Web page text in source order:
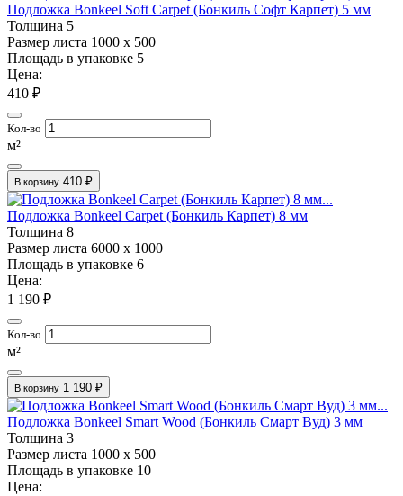
Подложка Bonkeel Soft Carpet (Бонкиль Софт Карпет) 5 мм
Толщина 5
Размер листа 1000 х 500
Площадь в упаковке 5
Цена:
410 ₽
Кол-во
м²
В корзину 410 ₽
Подложка Bonkeel Carpet (Бонкиль Карпет) 8 мм
Толщина 8
Размер листа 6000 х 1000
Площадь в упаковке 6
Цена:
1 190 ₽
Кол-во
м²
В корзину 1 190 ₽
Подложка Bonkeel Smart Wood (Бонкиль Смарт Вуд) 3 мм
Толщина 3
Размер листа 1000 х 500
Площадь в упаковке 10
Цена: